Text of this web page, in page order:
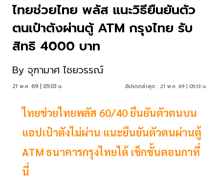
ไทยช่วยไทย พลัส แนะวิธียืนยันตัว
ตนเป๋าตังผ่านตู้ ATM กรุงไทย รับ
สิทธิ 4000 บาท
By จุฑามาศ ไชยวรรณ์
21 พ.ค. 69 | 05:03 น. อัปเดตล่าสุด : 21 พ.ค. 69 | 05:13 น.
ไทยช่วยไทยพลัส 60/40 ยืนยันตัวตนบน
แอปเป๋าตังไม่ผ่าน แนะยืนยันตัวตนผ่านตู้
ATM ธนาคารกรุงไทยได้ เช็กขั้นตอนกาที่
นี่